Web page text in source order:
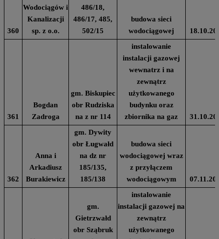
360
Wodociągów i
Kanalizacji
sp. z o.o.
486/18,
486/17, 485,
502/15
budowa sieci
wodociągowej
361
Bogdan
Zadroga
gm. Biskupiec
obr Rudziska
na z nr 114
instalowanie
instalacji gazowej
wewnatrz i na
zewnątrz
użytkowanego
budynku oraz
zbiornika na gaz
362
Anna i
Arkadiusz
Burakiewicz
gm. Dywity
obr Ługwałd
na dz nr
185/135,
185/138
budowa sieci
wodociągowej wraz
z przyłączem
wodociągowym
gm.
Gietrzwałd
obr Sząbruk
instalowanie
instalacji gazowej na
zewnątrz
użytkowanego